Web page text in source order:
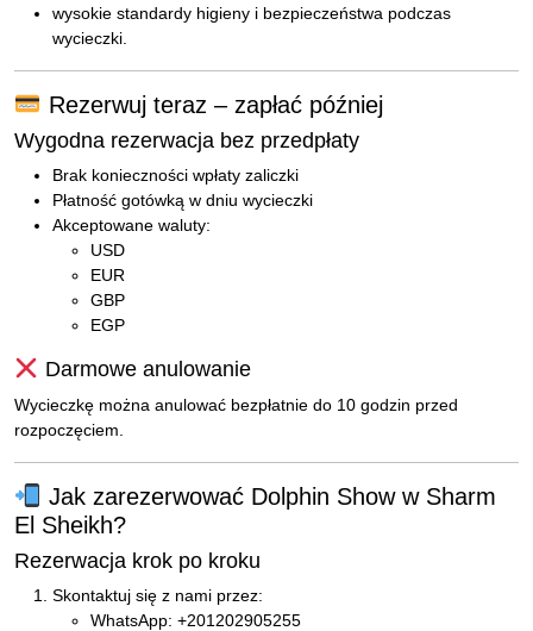
wysokie standardy higieny i bezpieczeństwa podczas
wycieczki.
Rezerwuj teraz – zapłać później
Wygodna rezerwacja bez przedpłaty
Brak konieczności wpłaty zaliczki
Płatność gotówką w dniu wycieczki
Akceptowane waluty:
USD
EUR
GBP
EGP
Darmowe anulowanie
Wycieczkę można anulować bezpłatnie do 10 godzin przed
rozpoczęciem.
Jak zarezerwować Dolphin Show w Sharm
El Sheikh?
Rezerwacja krok po kroku
Skontaktuj się z nami przez:
WhatsApp: +201202905255